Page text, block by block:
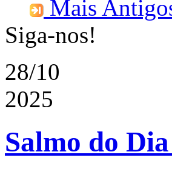
Mais
Siga-nos!
28/10
2025
Salmo do